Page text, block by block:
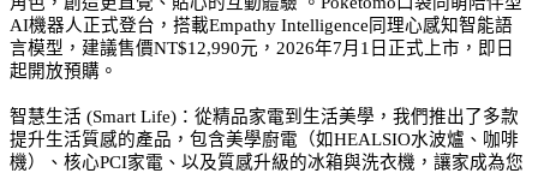
AI機器人正式登台，搭載Empathy Intelligence同理心感知智能語
言模型，建議售價NT$12,990元，2026年7月1日正式上市，即日
起開放預購。
智慧生活 (Smart Life)：從精品家電到生活美學，我們推出了多款
提升生活質感的產品，包含美學廚電（如HEALSIO水波爐、咖啡
機）、核心PCI家電、以及質感升級的冰箱與洗衣機，讓家成為您